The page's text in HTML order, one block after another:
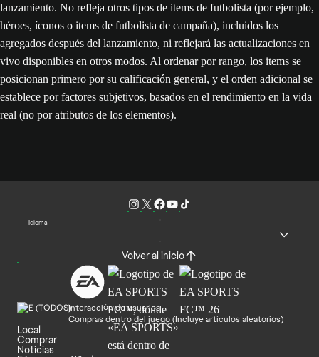
lanzamiento. No refleja otros tipos de items de futbolista (por ejemplo,
héroes, íconos o items de futbolista de campaña), incluidos los
agregados después del lanzamiento, ni reflejará las actualizaciones en
vivo disponibles en otros modos. Al ordenar por rango, los items se
posicionan primero por su calificación general, y el orden adicional se
establece por factores subjetivos, basados en el rendimiento en la vida
real (no por atributos de los elementos).
Idioma
Volver al inicio
Interacción de usuarios
Compras dentro del juego (Incluye artículos aleatorios)
Local
Comprar
Noticias